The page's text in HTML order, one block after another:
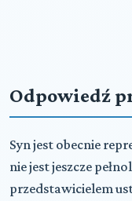
Odpowiedź
Syn jest obecnie
nie jest jeszcze
przedstawicielem